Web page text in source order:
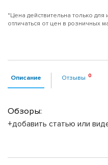
*Цена действительна только
отличаться от цен в розничных
Описание Отзывы
Обзоры:
+добавить статью или